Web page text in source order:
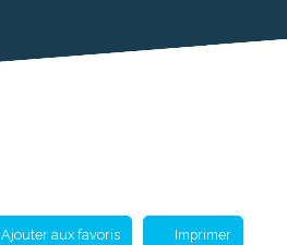
Ajouter aux favoris Imprimer